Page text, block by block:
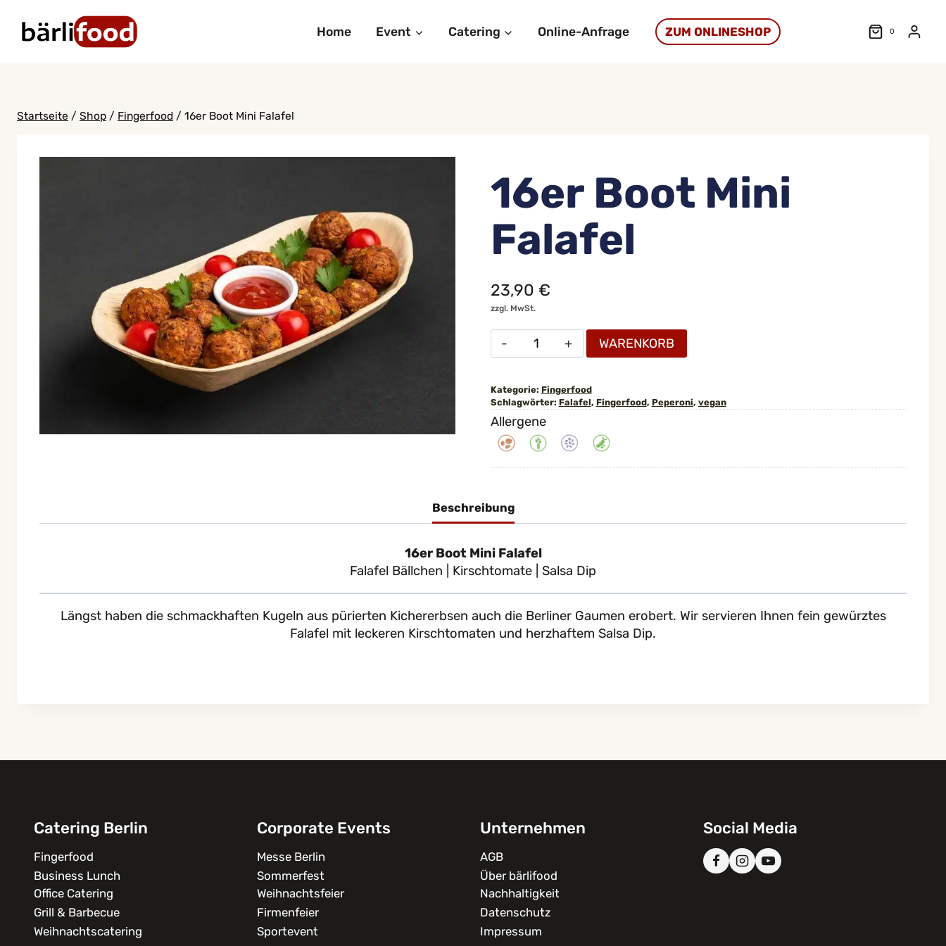
Inhalt
springen
Home Event Catering Online-Anfrage ZUM ONLINESHOP 0
Startseite / Shop / Fingerfood / 16er Boot Mini Falafel
16er Boot Mini
Falafel
23,90 €
zzgl. MwSt.
16er
Boot
Falafel
Menge
WARENKORB
Kategorie: Fingerfood
Schlagwörter: Falafel, Fingerfood, Peperoni, vegan
Allergene
Beschreibung
16er Boot Mini Falafel
Falafel Bällchen | Kirschtomate | Salsa Dip
Längst haben die schmackhaften Kugeln aus pürierten Kichererbsen auch die Berliner Gaumen erobert. Wir servieren Ihnen fein gewürztes
Falafel mit leckeren Kirschtomaten und herzhaftem Salsa Dip.
Catering Berlin
Fingerfood
Business Lunch
Office Catering
Grill & Barbecue
Weihnachtscatering
Corporate Events
Messe Berlin
Sommerfest
Weihnachtsfeier
Firmenfeier
Sportevent
Unternehmen
AGB
Über bärlifood
Nachhaltigkeit
Datenschutz
Impressum
Social Media